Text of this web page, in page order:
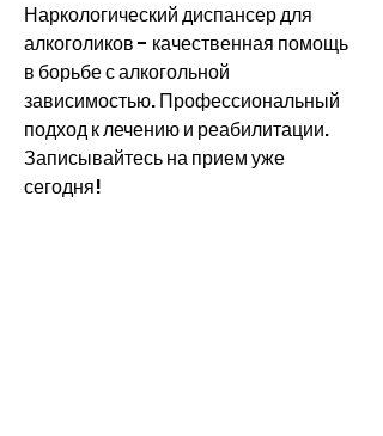
Наркологический диспансер для
алкоголиков - качественная помощь
в борьбе с алкогольной
зависимостью. Профессиональный
подход к лечению и реабилитации.
Записывайтесь на прием уже
сегодня!